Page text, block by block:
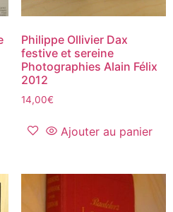
Philippe Ollivier Dax
festive et sereine
Photographies Alain Félix
2012
14,00€
Ajouter au panier